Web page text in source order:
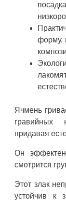
форму,
Ячмень
гравийных
придавая
Он
смотрится
Этот злак
устойчив к